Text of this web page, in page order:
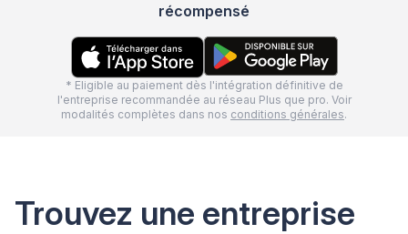
récompensé
* Eligible au paiement dès l'intégration définitive de
l'entreprise recommandée au réseau Plus que pro. Voir
modalités complètes dans nos conditions générales.
Trouvez une entreprise